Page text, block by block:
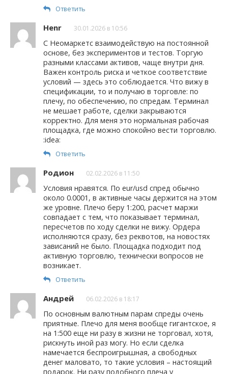
Ответить
Henr 30.01.2026 в 10:56
С Неомаркетс взаимодействую на постоянной
основе, без экспериментов и тестов. Торгую
разными классами активов, чаще внутри дня.
Важен контроль риска и четкое соответствие
условий — здесь это соблюдается. Что вижу в
спецификации, то и получаю в торговле: по
плечу, по обеспечению, по спредам. Терминал
не мешает работе, сделки закрываются
корректно. Для меня это нормальная рабочая
площадка, где можно спокойно вести торговлю.
:idea:
Ответить
Родион 02.02.2026 в 11:50
Условия нравятся. По eur/usd спред обычно
около 0.0001, в активные часы держится на этом
же уровне. Плечо беру 1:200, расчет маржи
совпадает с тем, что показывает терминал,
пересчетов по ходу сделки не вижу. Ордера
исполняются сразу, без реквотов, на новостях
зависаний не было. Площадка подходит под
активную торговлю, технически вопросов не
возникает.
Ответить
Андрей 06.02.2026 в 18:17
По основным валютным парам спреды очень
приятные. Плечо для меня вообще гигантское, я
на 1:500 еще ни разу в жизни не торговал, хотя,
рискнуть иной раз могу. Но если сделка
намечается беспроигрышная, а свободных
денег маловато, то такие условия – настоящий
подарок. Ни разу подобного плеча у